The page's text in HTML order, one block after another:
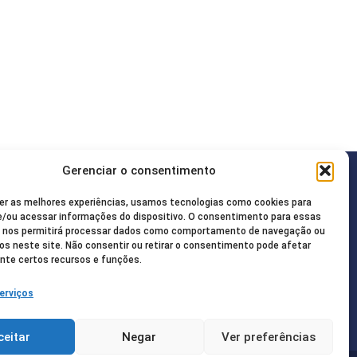
Gerenciar o consentimento
as melhores experiências, usamos tecnologias como cookies para
ou acessar informações do dispositivo. O consentimento para essas
permitirá processar dados como comportamento de navegação ou
neste site. Não consentir ou retirar o consentimento pode afetar
certos recursos e funções.
Negar Ver preferências
2755
000
Redes Sociais